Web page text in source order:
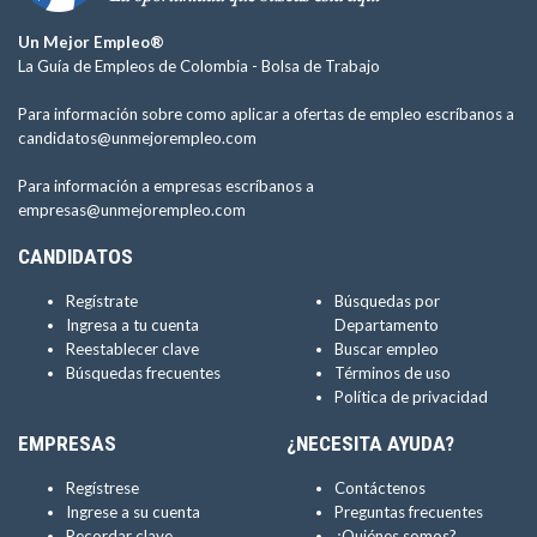
Un Mejor Empleo®
La Guía de Empleos de Colombia - Bolsa de Trabajo
Para información sobre como aplicar a ofertas de empleo escríbanos a
candidatos@unmejorempleo.com
Para información a empresas escríbanos a
empresas@unmejorempleo.com
CANDIDATOS
Regístrate
Ingresa a tu cuenta
Reestablecer clave
Búsquedas frecuentes
Búsquedas por
Departamento
Buscar empleo
Términos de uso
Política de privacidad
EMPRESAS
Regístrese
Ingrese a su cuenta
¿NECESITA AYUDA?
Contáctenos
Preguntas frecuentes